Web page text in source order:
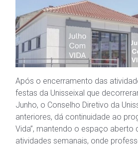
Após o encerramento das
festas da Unisseixal que
Junho, o Conselho Diretivo da
anteriores, dá continuidade ao
Vida”, mantendo o espaço aberto
atividades semanais, onde